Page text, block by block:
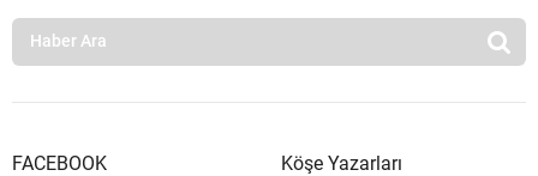
FACEBOOK Köşe Yazarları